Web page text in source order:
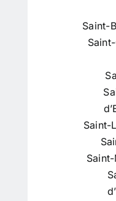
Saint-
Saint-